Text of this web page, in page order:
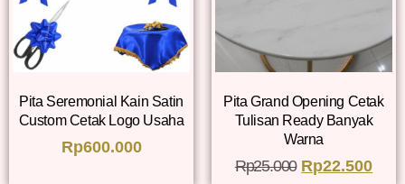
Pita Seremonial Kain Satin
Custom Cetak Logo Usaha
Rp600.000
Pita Grand Opening Cetak
Tulisan Ready Banyak
Warna
Rp25.000 Rp22.500